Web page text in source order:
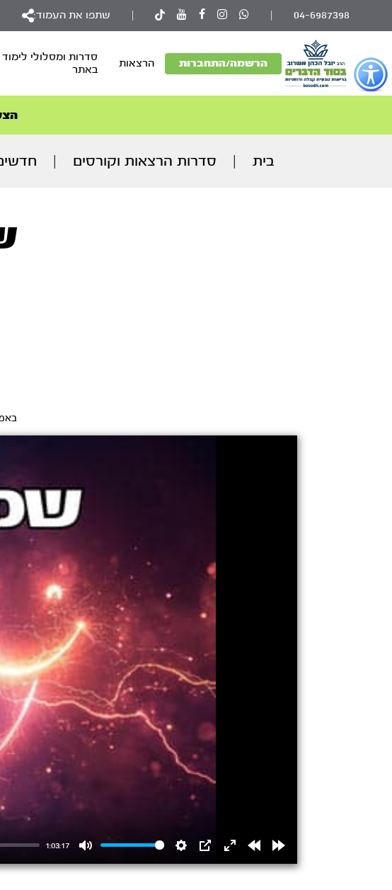
כפתור
לפתיחת
תפריט
נגישות
04-6987398 שתפו את העמוד:
הרשמה/התחברות הרצאות
סדרות ומסלולי לימוד
באתר
ספרו החדש
בית סדרות הרצאות וקורסים
1:03:17